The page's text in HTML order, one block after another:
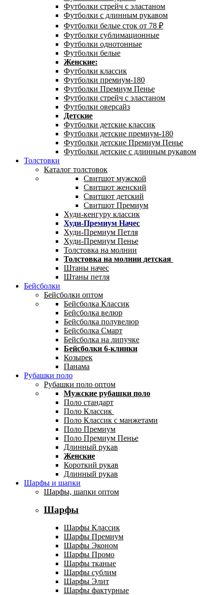
Футболки стрейч с эластаном
Футболки с длинным рукавом
Футболки белые сток от 78 ₽
Футболки сублимационные
Футболки однотонные
Футболки белые
Женские:
Футболки классик
Футболки премиум-180
Футболки Премиум Пенье
Футболки стрейч с эластаном
Футболки оверсайз
Детские
Футболки детские классик
Футболки детские премиум-180
Футболки детские Премиум Пенье
Футболки детские с длинным рукавом
Толстовки
Каталог толстовок
Свитшот мужской
Свитшот женский
Свитшот детский
Свитшот Премиум
Худи-кенгуру классик
Худи-Премиум Начес
Худи-Премиум Петля
Худи-Премиум Пенье
Толстовка на молнии
Толстовка на молнии детская
Штаны начес
Штаны петля
Бейсболки
Бейсболки оптом
Бейсболка Классик
Бейсболка велюр
Бейсболка полувелюр
Бейсболка Смарт
Бейсболка на липучке
Бейсболки 6-клинки
Козырек
Панама
Рубашки поло
Рубашки поло оптом
Мужские рубашки поло
Поло стандарт
Поло Классик
Поло Классик с манжетами
Поло Премиум
Поло Премиум Пенье
Длинный рукав
Женские
Короткий рукав
Длинный рукав
Шарфы и шапки
Шарфы, шапки оптом
Шарфы
Шарфы Классик
Шарфы Премиум
Шарфы Эконом
Шарфы Промо
Шарфы тканые
Шарфы сублим
Шарфы Элит
Шарфы фактурные